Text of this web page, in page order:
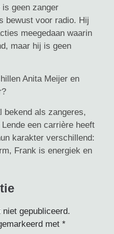
is geen zanger
bewust voor radio. Hij
meegedaan waarin
maar hij is geen
Anita Meijer en
bekend als zangeres,
een carrière heeft
karakter verschillend:
Frank is energiek en
gepubliceerd.
met*